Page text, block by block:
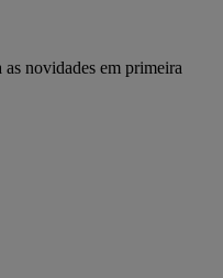
as novidades em primeira